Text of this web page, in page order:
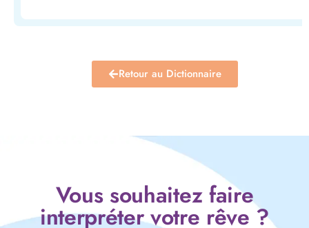
Retour au Dictionnaire
Vous souhaitez faire
interpréter votre rêve ?